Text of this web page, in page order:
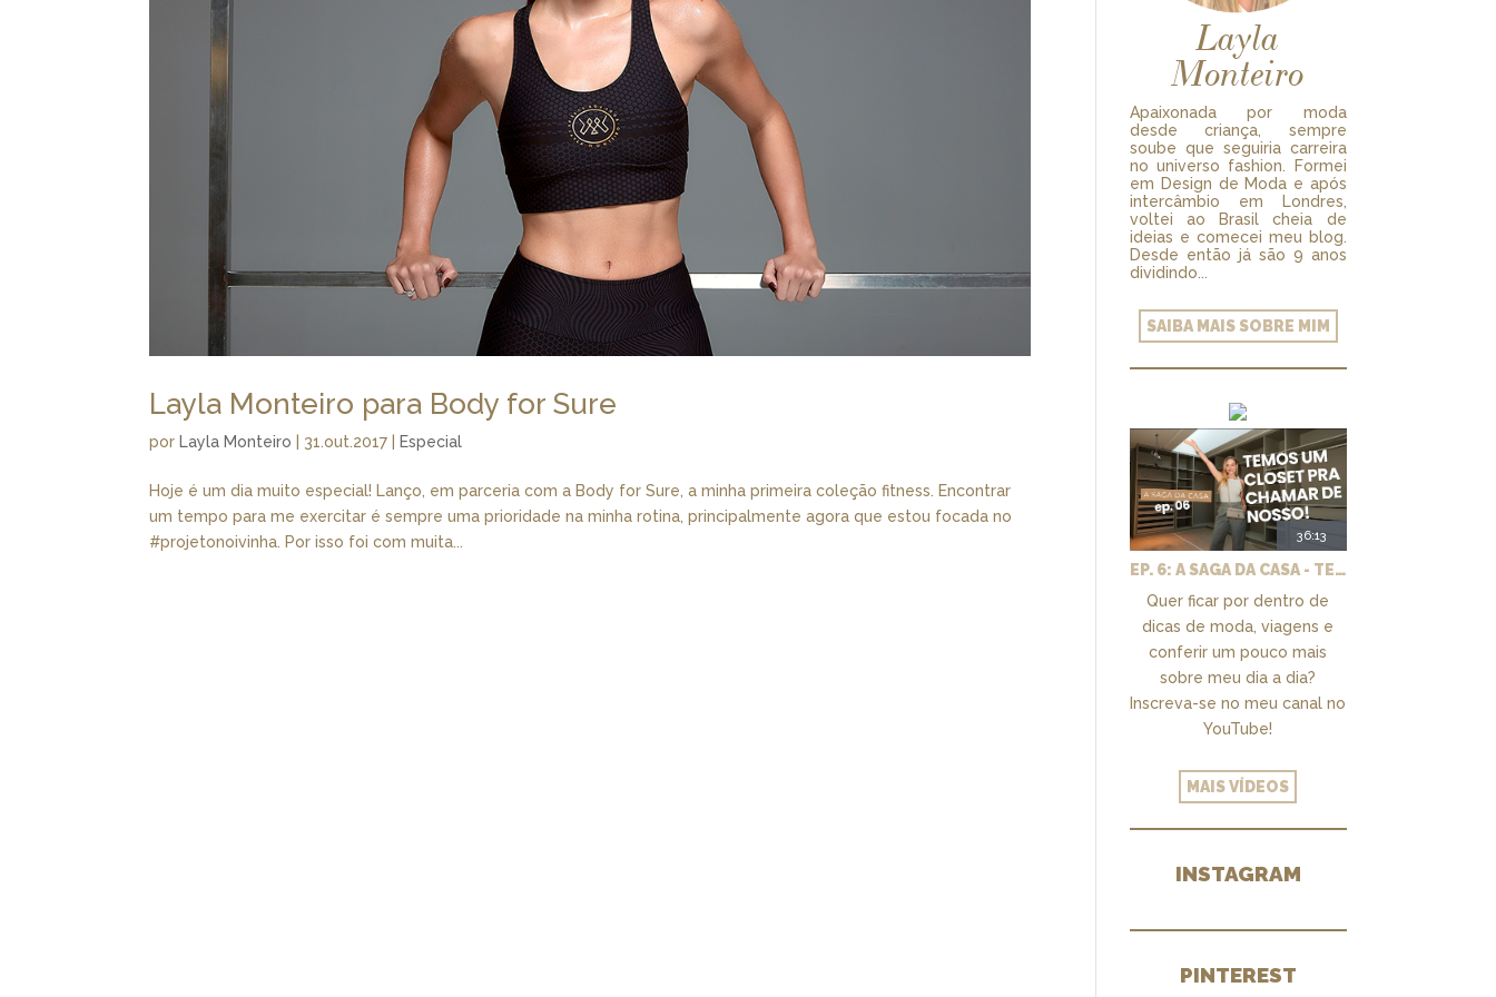
Layla Monteiro para Body for Sure
por Layla Monteiro 31.out.2017 Especial
Hoje é um dia muito especial! Lanço, em parceria com a Body for Sure, a minha primeira coleção fitness. Encontrar
um tempo para me exercitar é sempre uma prioridade na minha rotina, principalmente agora que estou focada no
#projetonoivinha. Por isso foi com muita...
Layla
Monteiro
Apaixonada por moda
desde criança, sempre
soube que seguiria carreira
no universo fashion. Formei
em Design de Moda e após
intercâmbio em Londres,
voltei ao Brasil cheia de
ideias e comecei meu blog.
Desde então já são 9 anos
dividindo...
SAIBA MAIS SOBRE MIM
36:13
EP. 6: A SAGA DA CASA - TEMOS UM CLOSET PRA CHAMAR DE NOSSO + MARCENARIA E PAISAGISMO
Quer ficar por dentro de
dicas de moda, viagens e
conferir um pouco mais
sobre meu dia a dia?
Inscreva-se no meu canal no
YouTube!
MAIS VÍDEOS
INSTAGRAM
PINTEREST